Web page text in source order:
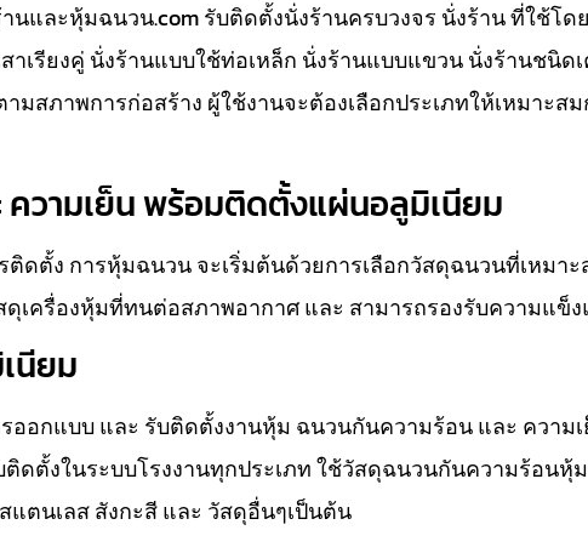
นและหุ้มฉนวน.com รับติดตั้งนั่งร้านครบวงจร นั่งร้าน ที่ใช้โด
สาเรียงคู่ นั่งร้านแบบใช้ท่อเหล็ก นั่งร้านแบบแขวน นั่งร้านชนิ
มสภาพการก่อสร้าง ผู้ใช้งานจะต้องเลือกประเภทให้เหมาะส
วามเย็น พร้อมติดตั้งแผ่นอลูมิเนียม
ดตั้ง การหุ้มฉนวน จะเริ่มต้นด้วยการเลือกวัสดุฉนวนที่เหมา
ครื่องหุ้มที่ทนต่อสภาพอากาศ และ สามารถรองรับความแข็ง
นียม
อกแบบ และ รับติดตั้งงานหุ้ม ฉนวนกันความร้อน และ ควา
ดตั้งในระบบโรงงานทุกประเภท ใช้วัสดุฉนวนกันความร้อน
ตนเลส สังกะสี และ วัสดุอื่นๆเป็นต้น